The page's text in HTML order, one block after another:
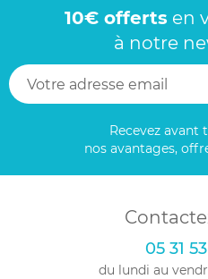
10€ offerts en
à notre
Recevez avant
nos avantages,
05 31
du lundi au